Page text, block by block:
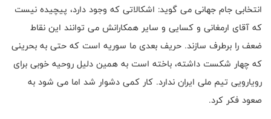
انتخابی جام جهانی می گوید: اشکالاتی که وجود دارد، پیچیده نیست
که آقای ارمغانی و کسایی و سایر همکارانش می توانند این نقاط
ضعف را برطرف سازند. حریف بعدی ما سوریه است که حتی به بحرینی
که چهار شکست داشته، باخته است به همین دلیل روحیه خوبی برای
رویارویی تیم ملی ایران ندارد. کار کمی دشوار شد اما می شود به
صعود فکر کرد.